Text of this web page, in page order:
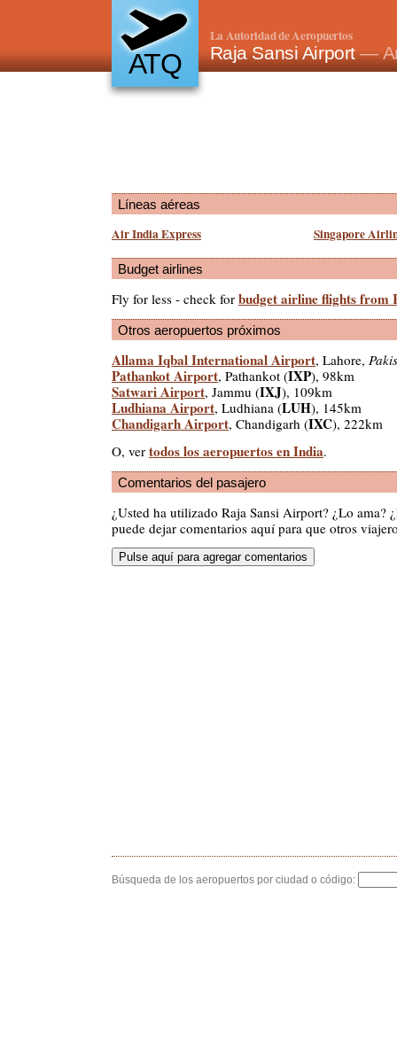
ATQ
La Autoridad de Aeropuertos
Raja Sansi Airport—
Líneas aéreas
Air India Express Singapore
Budget airlines
Fly for less - check for budget airline flights from
Otros aeropuertos próximos
Allama Iqbal International Airport, Lahore,
Pathankot Airport, Pathankot (IXP), 98km
Satwari Airport, Jammu (IXJ), 109km
Ludhiana Airport, Ludhiana (LUH), 145km
Chandigarh Airport, Chandigarh (IXC), 222km
O, ver todos los aeropuertos en India.
Comentarios del pasajero
¿Usted ha utilizado Raja Sansi Airport? ¿Lo ama?
puede dejar comentarios aquí para que otros
Búsqueda de los aeropuertos por ciudad o código: